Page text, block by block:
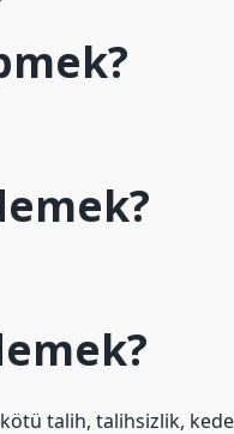
talih, talihsizlik,